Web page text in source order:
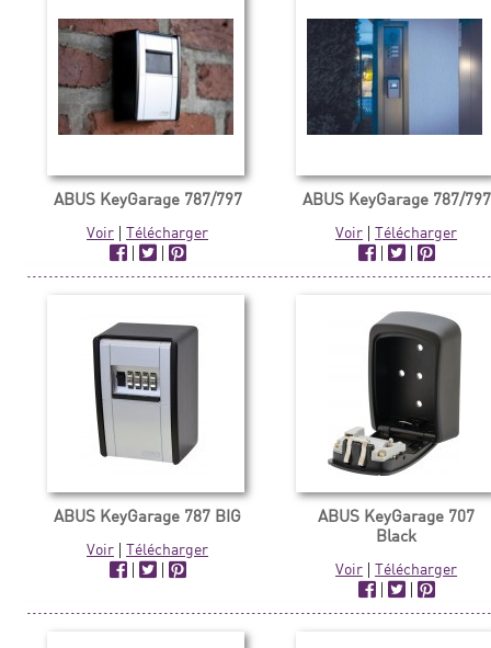
ABUS KeyGarage 787/797
Voir |Télécharger
|
|
ABUS KeyGarage 787/797
Voir |Télécharger
|
|
ABUS KeyGarage 787 BIG
Voir |Télécharger
|
|
ABUS KeyGarage 707
Black
Voir |Télécharger
|
|